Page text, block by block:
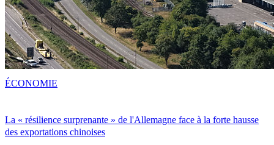
La « résilience surprenante » de l'Allemagne face à la forte hausse
des exportations chinoises
ÉCONOMIE